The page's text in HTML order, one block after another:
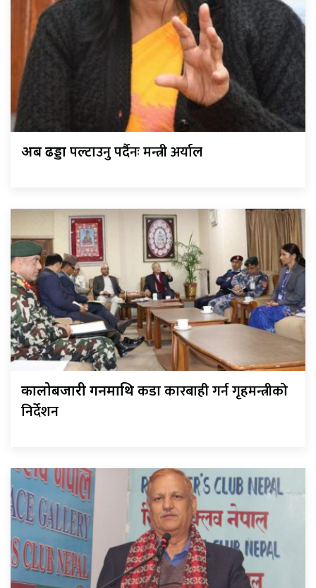
अब ढड्डापल्टाउनु पर्दैनः मन्त्री अर्याल
कालोबजारी गर्नेमाथिकडा कारबाही गर्न गृहमन्त्रीको
निर्देशन